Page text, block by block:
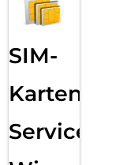
SIM-
Karten
Service: